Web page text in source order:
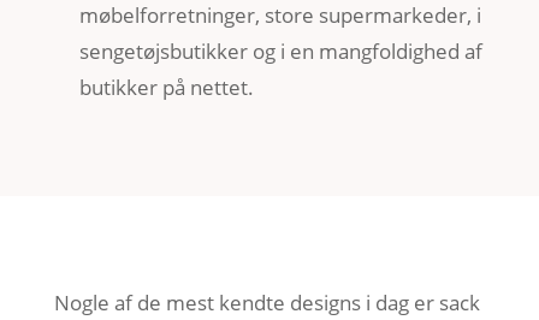
møbelforretninger, store supermarkeder, i
sengetøjsbutikker og i en mangfoldighed af
butikker på nettet.
Nogle af de mest kendte designs i dag er sack